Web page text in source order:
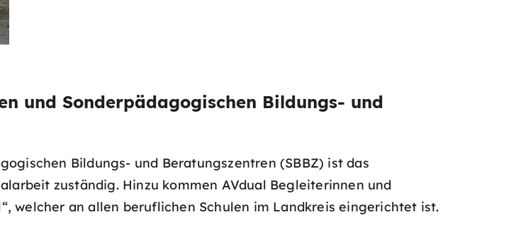
und Sonderpädagogischen Bildungs- und
Bildungs- und Beratungszentren (SBBZ) ist das
zuständig. Hinzu kommen AVdual Begleiterinnen und
welcher an allen beruflichen Schulen im Landkreis eingerichtet ist.